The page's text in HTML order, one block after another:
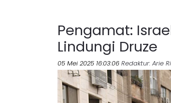
Pengamat:
Lindungi Druze
05 Mei 2025 16:03:06 Redaktur: Arie